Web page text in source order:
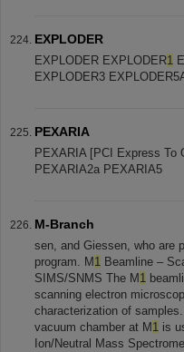
EXPLODER
EXPLODER EXPLODER1
EXPLODER3
PEXARIA
PEXARIA [PCI Express To
PEXARIA2a PEXARIA5
M-Branch
sen, and Giessen, who are
program. M 1 Beamline –
SIMS/SNMS The M 1
scanning electron
characterization of
vacuum chamber at M 1 is
Ion/Neutral Mass